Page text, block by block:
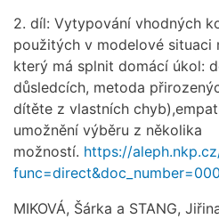
2. díl: Vytypování vhodných
použitých v modelové situaci
který má splnit domácí úkol:
důsledcích, metoda
dítěte z vlastních
umožnění výběru z několika
možností. https://
MIKOVÁ, Šárka a STANG,